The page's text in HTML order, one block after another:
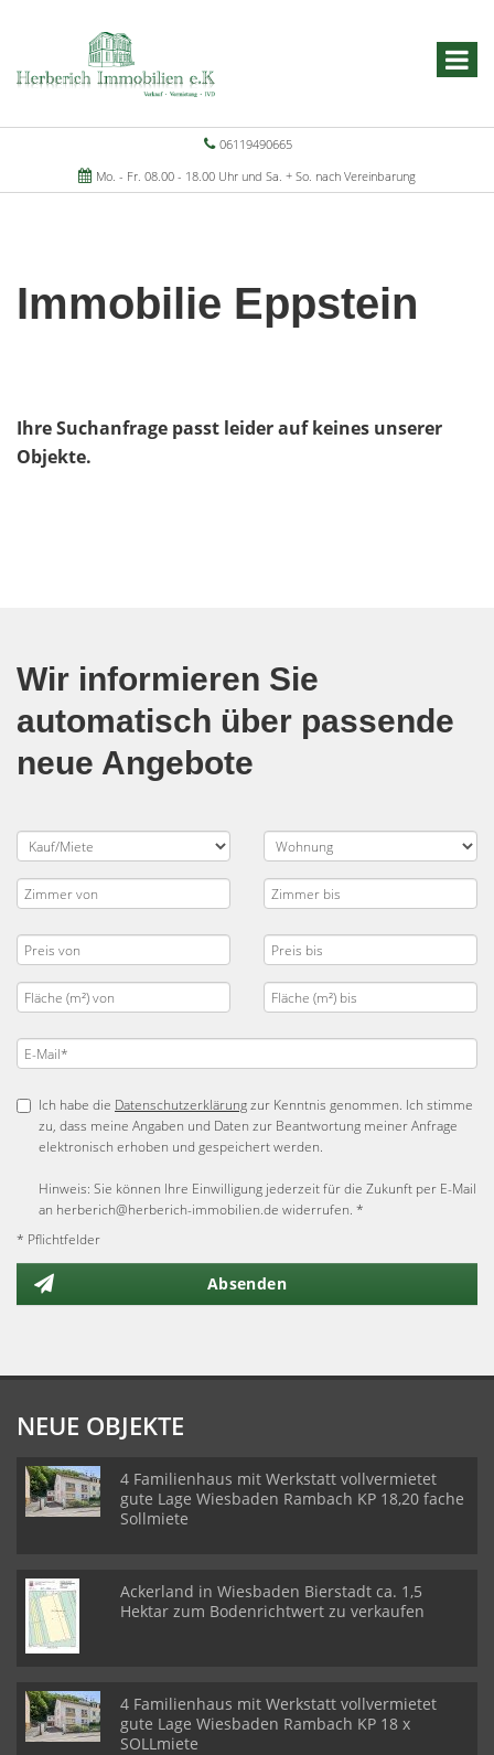
06119490665
Mo. - Fr. 08.00 - 18.00 Uhr und Sa. + So. nach Vereinbarung
Immobilie Eppstein
Ihre Suchanfrage passt leider auf keines unserer
Objekte.
Wir informieren Sie
automatisch über passende
neue Angebote
Ich habe die Datenschutzerklärungzur Kenntnis genommen. Ich stimme
zu, dass meine Angaben und Daten zur Beantwortung meiner Anfrage
elektronisch erhoben und gespeichert werden.
Hinweis: Sie können Ihre Einwilligung jederzeit für die Zukunft per E-Mail
an herberich@herberich-immobilien.de widerrufen. *
* Pflichtfelder
Absenden
NEUE OBJEKTE
4 Familienhaus mit Werkstatt vollvermietet
gute Lage Wiesbaden Rambach KP 18,20 fache
Sollmiete
Ackerland in Wiesbaden Bierstadt ca. 1,5
Hektar zum Bodenrichtwert zu verkaufen
4 Familienhaus mit Werkstatt vollvermietet
gute Lage Wiesbaden Rambach KP 18 x
SOLLmiete